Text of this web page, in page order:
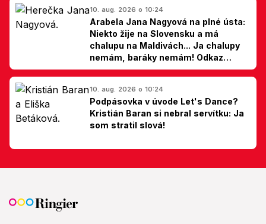
10. aug. 2026 o 10:24
Arabela Jana Nagyová na plné ústa:
Niekto žije na Slovensku a má
chalupu na Maldivách... Ja chalupy
nemám, baráky nemám! Odkaz
Slovákom
10. aug. 2026 o 10:24
Podpásovka v úvode Let's Dance?
Kristián Baran si nebral servítku: Ja
som stratil slová!